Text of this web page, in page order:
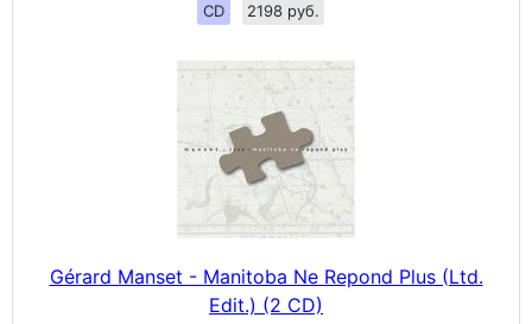
CD 2198 руб.
Gérard Manset - Manitoba Ne Repond Plus (Ltd.
Edit.) (2 CD)